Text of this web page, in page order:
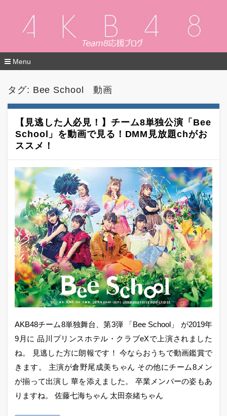
Menu
タグ: Bee School 動画
【見逃した人必見！】チーム8単独公演「Bee
School」を動画で見る！DMM見放題chがお
ススメ！
AKB48チーム8単独舞台、第3弾 「Bee School」 が2019年
9月に 品川プリンスホテル・クラブeXで上演されました
ね。 見逃した方に朗報です！ 今ならおうちで動画鑑賞で
きます。 主演が倉野尾成美ちゃん その他にチーム8メン
が揃って出演し 華を添えました。 卒業メンバーの姿もあ
りますね。 佐藤七海ちゃん 太田奈緒ちゃん